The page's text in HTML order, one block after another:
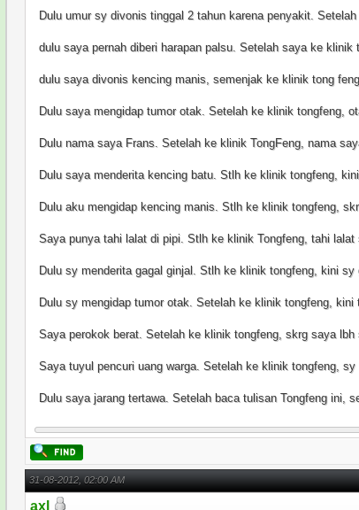
Dulu umur sy divonis tinggal 2 tahun karena penyakit.
dulu saya pernah diberi harapan palsu. Setelah saya ke
dulu saya divonis kencing manis, semenjak ke klinik tong
Dulu saya mengidap tumor otak. Setelah ke klinik tongfeng,
Dulu nama saya Frans. Setelah ke klinik TongFeng, nama
Dulu saya menderita kencing batu. Stlh ke klinik tongfeng,
Dulu aku mengidap kencing manis. Stlh ke klinik tongfeng,
Saya punya tahi lalat di pipi. Stlh ke klinik Tongfeng, tahi
Dulu sy menderita gagal ginjal. Stlh ke klinik tongfeng, kini
Dulu sy mengidap tumor otak. Setelah ke klinik tongfeng,
Saya perokok berat. Setelah ke klinik tongfeng, skrg saya
Saya tuyul pencuri uang warga. Setelah ke klinik tongfeng,
Dulu saya jarang tertawa. Setelah baca tulisan Tongfeng ini,
31-08-2012, 02:00 AM
axl